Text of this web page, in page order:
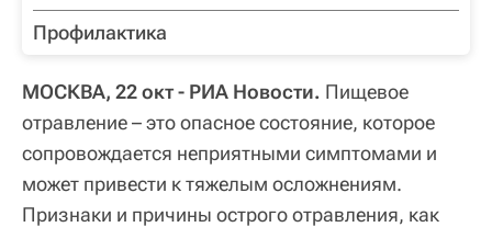
Профилактика
МОСКВА, 22 окт - РИА Новости. Пищевое
отравление – это опасное состояние, которое
сопровождается неприятными симптомами и
может привести к тяжелым осложнениям.
Признаки и причины острого отравления, как